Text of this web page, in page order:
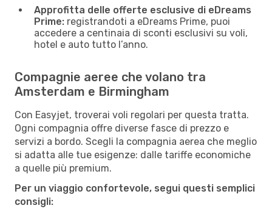
Approfitta delle offerte esclusive di eDreams
Prime: registrandoti a eDreams Prime, puoi
accedere a centinaia di sconti esclusivi su voli,
hotel e auto tutto l’anno.
Compagnie aeree che volano tra
Amsterdam e Birmingham
Con Easyjet, troverai voli regolari per questa tratta.
Ogni compagnia offre diverse fasce di prezzo e
servizi a bordo. Scegli la compagnia aerea che meglio
si adatta alle tue esigenze: dalle tariffe economiche
a quelle più premium.
Per un viaggio confortevole, segui questi semplici
consigli: